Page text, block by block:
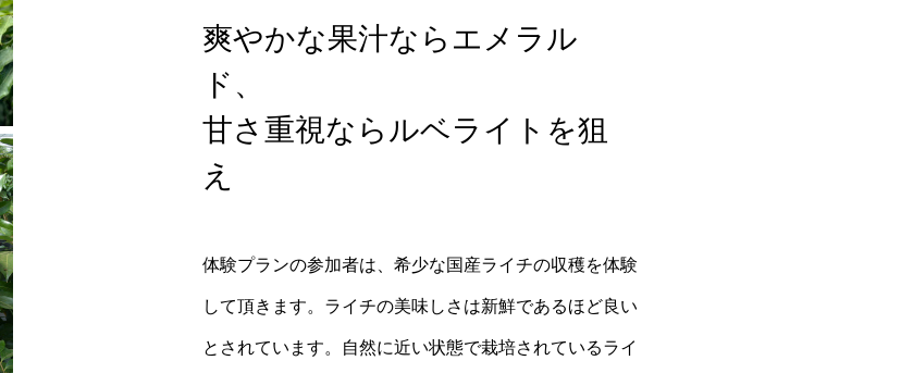
爽やかな果汁ならエメラル
ド、
甘さ重視ならルベライトを狙
え
体験プランの参加者は、希少な国産ライチの収穫を体験
して頂きます。ライチの美味しさは新鮮であるほど良い
とされています。自然に近い状態で栽培されているライ